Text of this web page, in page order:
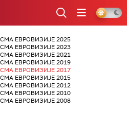
ЕВРОВИЗИЈЕ 2025
ЕВРОВИЗИЈЕ 2023
ЕВРОВИЗИЈЕ 2021
ЕВРОВИЗИЈЕ 2019
ЕВРОВИЗИЈЕ 2017
ЕВРОВИЗИЈЕ 2015
ЕВРОВИЗИЈЕ 2012
ЕВРОВИЗИЈЕ 2010
ЕВРОВИЗИЈЕ 2008